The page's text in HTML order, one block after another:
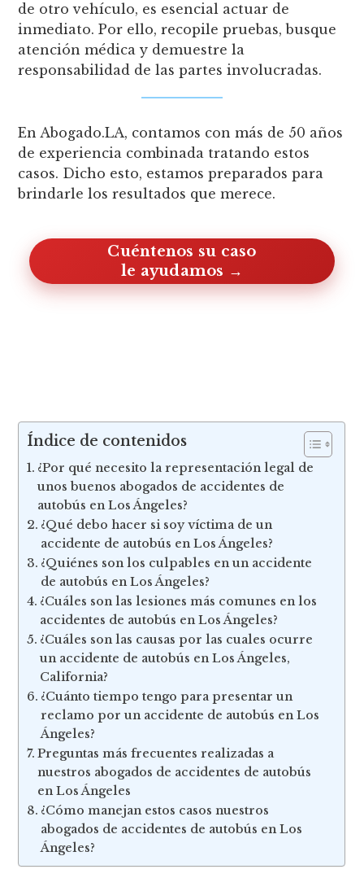
de otro vehículo, es esencial actuar de
inmediato. Por ello, recopile pruebas, busque
atención médica y demuestre la
responsabilidad de las partes involucradas.
En Abogado.LA, contamos con más de 50 años
de experiencia combinada tratando estos
casos. Dicho esto, estamos preparados para
brindarle los resultados que merece.
Cuéntenos su caso, le ayudamos
Índice de contenidos
¿Por qué necesito la representación legal de
unos buenos abogados de accidentes de
autobús en Los Ángeles?
¿Qué debo hacer si soy víctima de un
accidente de autobús en Los Ángeles?
¿Quiénes son los culpables en un accidente
de autobús en Los Ángeles?
¿Cuáles son las lesiones más comunes en los
accidentes de autobús en Los Ángeles?
¿Cuáles son las causas por las cuales ocurre
un accidente de autobús en Los Ángeles,
California?
¿Cuánto tiempo tengo para presentar un
reclamo por un accidente de autobús en Los
Ángeles?
Preguntas más frecuentes realizadas a
nuestros abogados de accidentes de autobús
en Los Ángeles
¿Cómo manejan estos casos nuestros
abogados de accidentes de autobús en Los
Ángeles?